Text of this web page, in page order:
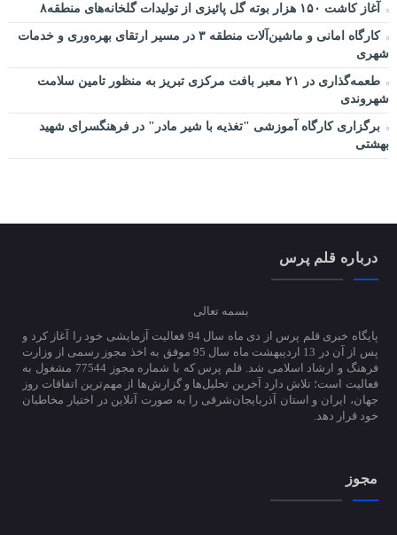
آغاز کاشت ۱۵۰ هزار بوته گل پائیزی از تولیدات گلخانه‌های منطقه۸
کارگاه امانی و ماشین‌آلات منطقه ۳ در مسیر ارتقای بهره‌وری و خدمات
شهری
طعمه‌گذاری در ۲۱ معبر بافت مرکزی تبریز به منظور تامین سلامت
شهروندی
برگزاری کارگاه آموزشی "تغذیه با شیر مادر" در فرهنگسرای شهید
بهشتی
درباره قلم پرس
بسمه تعالی
پایگاه خبری قلم پرس از دی ماه سال 94 فعالیت آزمایشی خود را آغاز کرد و
پس از آن در 13 اردیبهشت ماه سال 95 موفق به اخذ مجوز رسمی از وزارت
فرهنگ و ارشاد اسلامی شد. قلم پرس که با شماره مجوز 77544 مشغول به
فعالیت است؛ تلاش دارد آخرین تحلیل‌ها و گزارش‌ها از مهم‌ترین اتفاقات روز
جهان، ایران و استان آذربایجان‌شرقی را به صورت آنلاین در اختیار مخاطبان
خود قرار دهد.
مجوز